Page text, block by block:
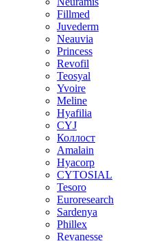
Fillmed
Juvederm
Neauvia
Princess
Revofil
Teosyal
Yvoire
Meline
Hyafilia
CYJ
Коллост
Amalain
Hyacorp
CYTOSIAL
Tesoro
Euroresearch
Sardenya
Phillex
Revanesse